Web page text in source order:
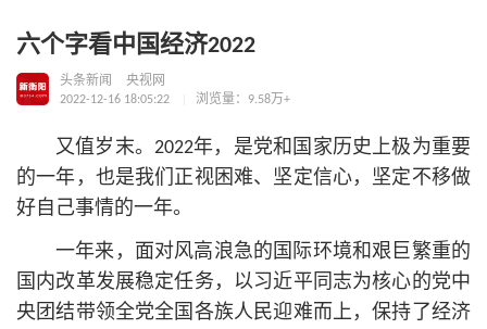
六个字看中国经济2022
头条新闻
央视网
2022-12-16 18:05:22
浏览量：9.58万+
又值岁末。2022年，是党和国家历史上极为重要
的一年，也是我们正视困难、坚定信心，坚定不移做
好自己事情的一年。
一年来，面对风高浪急的国际环境和艰巨繁重的
国内改革发展稳定任务，以习近平 同志为核心的党中
央团结带领全党全国各族人民迎难而上，保持了经济